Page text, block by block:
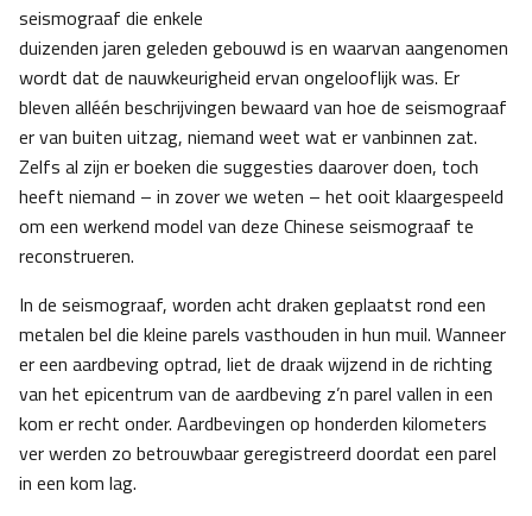
seismograaf die enkele
duizenden jaren geleden gebouwd is en waarvan aangenomen
wordt dat de nauwkeurigheid ervan ongelooflijk was. Er
bleven alléén beschrijvingen bewaard van hoe de seismograaf
er van buiten uitzag, niemand weet wat er vanbinnen zat.
Zelfs al zijn er boeken die suggesties daarover doen, toch
heeft niemand – in zover we weten – het ooit klaargespeeld
om een werkend model van deze Chinese seismograaf te
reconstrueren.
In de seismograaf, worden acht draken geplaatst rond een
metalen bel die kleine parels vasthouden in hun muil. Wanneer
er een aardbeving optrad, liet de draak wijzend in de richting
van het epicentrum van de aardbeving z’n parel vallen in een
kom er recht onder. Aardbevingen op honderden kilometers
ver werden zo betrouwbaar geregistreerd doordat een parel
in een kom lag.